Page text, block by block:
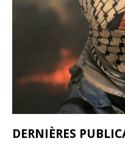
DERNIÈRES